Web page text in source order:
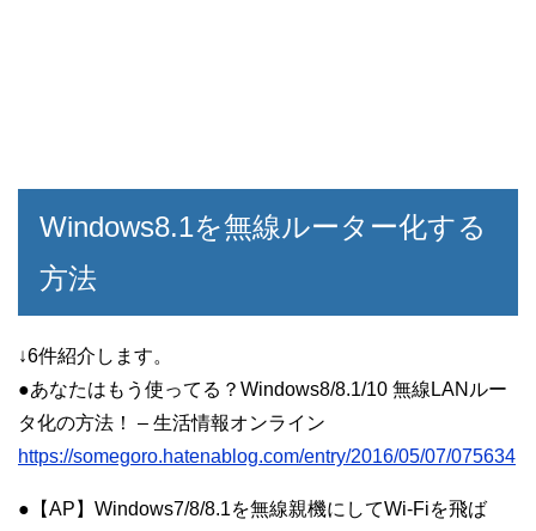
Windows8.1を無線ルーター化する
方法
↓6件紹介します。
●あなたはもう使ってる？Windows8/8.1/10 無線LANルー
タ化の方法！ – 生活情報オンライン
https://somegoro.hatenablog.com/entry/2016/05/07/075634
●【AP】Windows7/8/8.1を無線親機にしてWi-Fiを飛ば